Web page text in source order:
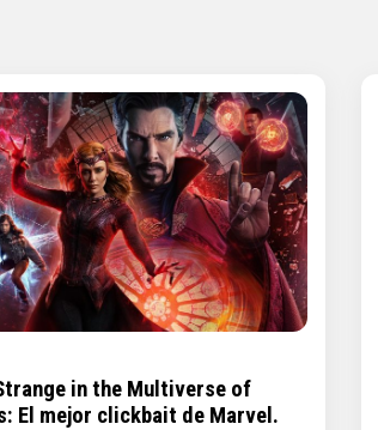
in the Multiverse of
El mejor clickbait de Marvel.